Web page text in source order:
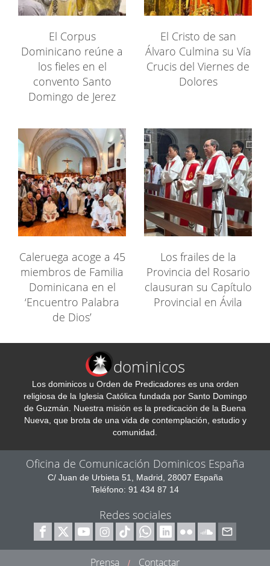
El Corpus
Dominicano reúne a
los fieles en el
convento Santo
Domingo de Jerez
El Cristo de san
Álvaro Culmina su Vía
Crucis del Viernes de
Dolores
Caleruega acoge a 45
miembros de Familia
Dominicana en el
‘Encuentro Palabra
de Dios’
Los frailes de la
Provincia del Rosario
clausuran su Capítulo
Provincial en Ávila
dominicos
Los dominicos u Orden de Predicadores es una orden
religiosa de la Iglesia Católica fundada por Santo Domingo
de Guzmán. Nuestra misión es la predicación de la Buena
Nueva, que brota de una vida de contemplación, estudio y
comunidad.
Oficina de Comunicación Dominicos España
C/ Juan de Urbieta 51, Madrid, 28007 España
Teléfono: 91 434 87 14
Redes sociales
Prensa / Contactar